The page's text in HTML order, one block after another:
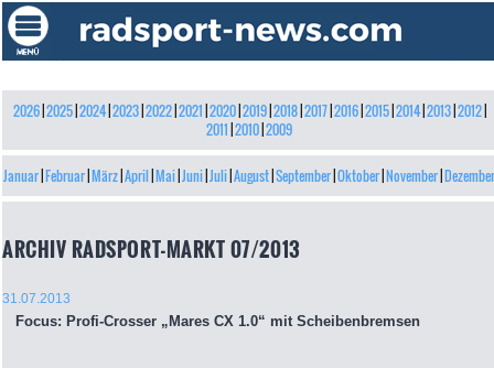
2026| 2025| 2024| 2023| 2022| 2021 2020| 2019| 2018| 2017| 2016| 2015| 2014| 2013| 2012|
2011 2010 2009
Januar Februar März April Mai Juni Juli August September Oktober November Dezember
ARCHIV RADSPORT-MARKT 07/2013
31.07.2013
Focus: Profi-Crosser „Mares CX 1.0“ mit Scheibenbremsen